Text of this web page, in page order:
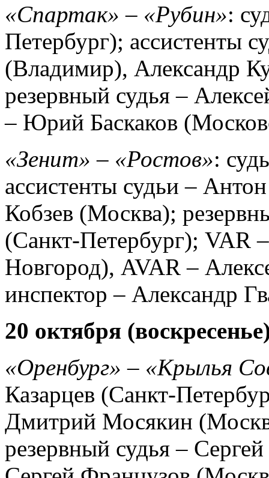
«Спартак» – «Рубин»:
Петербург); ассистенты
(Владимир), Александр
резервный судья –
– Юрий Баскаков
«Зенит» – «Ростов»:
ассистенты судьи –
Кобзев (Москва);
(Санкт-Петербург);
Новгород), AVAR –
инспектор – Александр
20 октября
«Оренбург» – «Крылья
Казарцев (Санкт-
Дмитрий Мосякин
резервный судья –